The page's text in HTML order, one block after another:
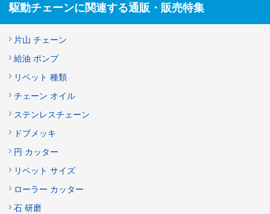
駆動チェーンに関連する通販・販売特集
片山 チェーン
給油 ポンプ
リベット 種類
チェーン オイル
ステンレスチェーン
ドブメッキ
円 カッター
リベット サイズ
ローラー カッター
石 研磨